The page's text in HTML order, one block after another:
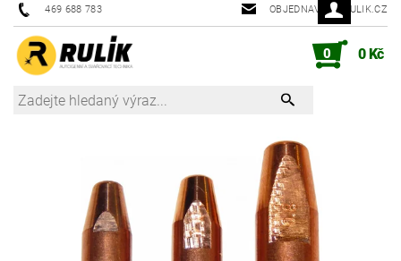
469 688 783 OBJEDNAVKY@RULIK.CZ
0 0 Kč